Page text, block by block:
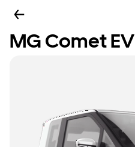
MG Comet EV